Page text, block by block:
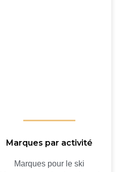
Marques par activité
Marques pour le ski